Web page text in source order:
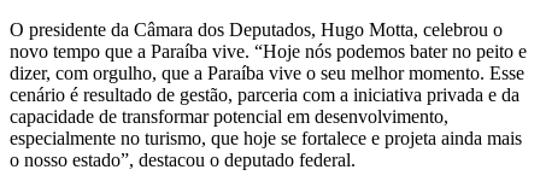
O presidente da Câmara dos Deputados, Hugo Motta, celebrou o
novo tempo que a Paraíba vive. “Hoje nós podemos bater no peito e
dizer, com orgulho, que a Paraíba vive o seu melhor momento. Esse
cenário é resultado de gestão, parceria com a iniciativa privada e da
capacidade de transformar potencial em desenvolvimento,
especialmente no turismo, que hoje se fortalece e projeta ainda mais
o nosso estado”, destacou o deputado federal.